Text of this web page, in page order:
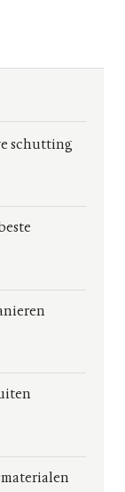
schutting